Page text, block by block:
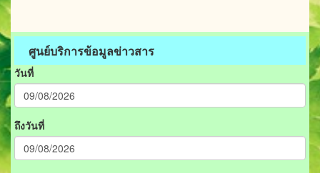
ศูนย์บริการข้อมูลข่าวสาร
วันที่
ถึงวันที่